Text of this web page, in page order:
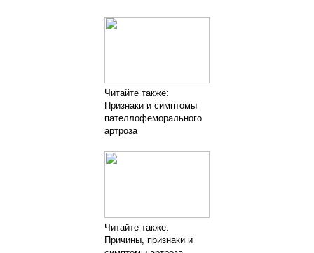
Читайте также:
Признаки и симптомы
пателлофеморального
артроза
Читайте также:
Причины, признаки и